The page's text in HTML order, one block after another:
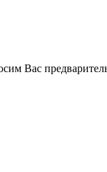
Вас